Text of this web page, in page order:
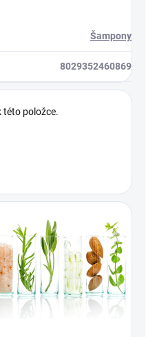
Šampony
8029352460869
této položce.